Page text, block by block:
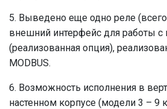
5. Выведено еще одно реле
внешний интерфейс для работы с
(реализованная опция),
MODBUS.
6. Возможность исполнения в
настенном корпусе (модели 3 – 9